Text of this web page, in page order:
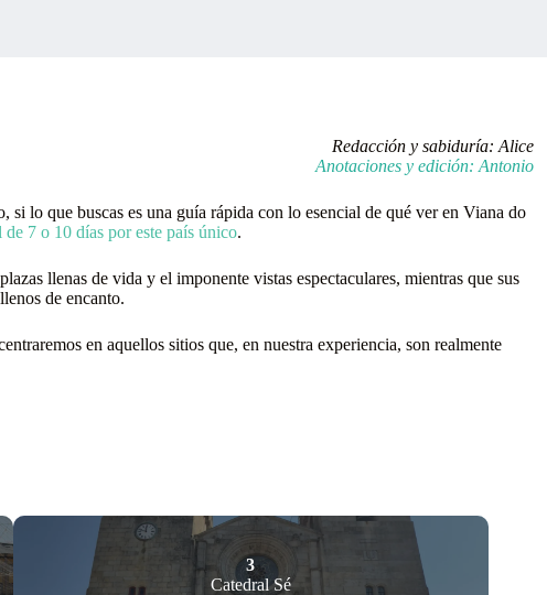
Redacción y sabiduría: Alice
Anotaciones y edición: Antonio
si lo que buscas es una guía rápida con lo esencial de qué ver en Viana do
de 7 o 10 días por este país único.
llenas de vida y el imponente vistas espectaculares, mientras que sus
de encanto.
en aquellos sitios que, en nuestra experiencia, son realmente
3
Catedral Sé